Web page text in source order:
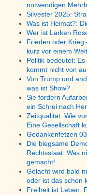
notwendigen
Silvester 2025:
Was ist Heimat?:
Wer ist Larken
Frieden oder Krieg
kurz vor einem
Politik bedeutet:
kommt nicht von
Von Trump und
was ist Show?
Sie fordern
ein Schrei nach
Zeitqualität: Wie
Eine Gesellschaft
Gedankenfetzen
Die biegsame
Rechtsstaat: Was
gemacht!
Gelacht wird bald
oder ist das schon
Freiheit ist Leben: